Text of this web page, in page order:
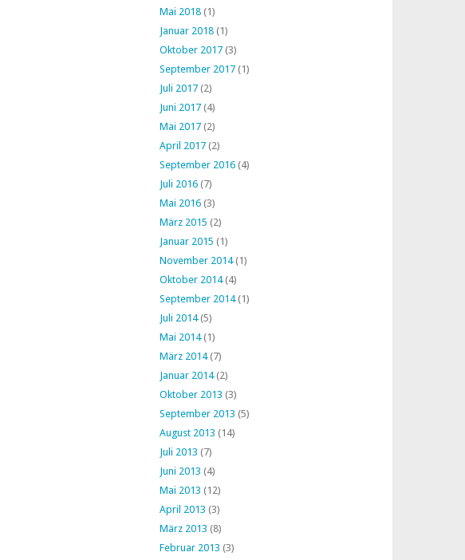
Mai 2018 (1)
Januar 2018 (1)
Oktober 2017 (3)
September 2017 (1)
Juli 2017 (2)
Juni 2017 (4)
Mai 2017 (2)
April 2017 (2)
September 2016 (4)
Juli 2016 (7)
Mai 2016 (3)
März 2015 (2)
Januar 2015 (1)
November 2014(1)
Oktober 2014(4)
September 2014(1)
Juli 2014(5)
Mai 2014(1)
März 2014(7)
Januar 2014(2)
Oktober 2013 (3)
September 2013 (5)
August 2013 (14)
Juli 2013 (7)
Juni 2013 (4)
Mai 2013 (12)
April 2013 (3)
März 2013 (8)
Februar 2013 (3)